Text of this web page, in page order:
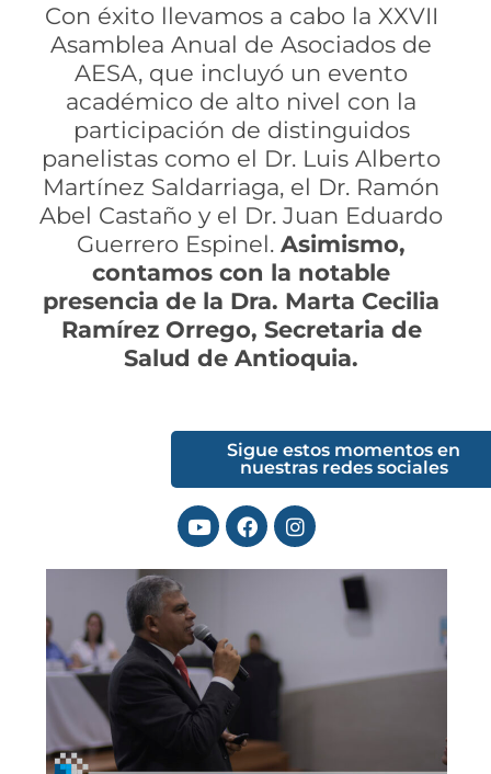
Con éxito llevamos a cabo la XXVII
Asamblea Anual de Asociados de
AESA, que incluyó un evento
académico de alto nivel con la
participación de distinguidos
panelistas como el Dr. Luis Alberto
Martínez Saldarriaga, el Dr. Ramón
Abel Castaño y el Dr. Juan Eduardo
Guerrero Espinel.Asimismo,
contamos con la notable
presencia de la Dra. Marta Cecilia
Ramírez Orrego, Secretaria de
Salud de Antioquia.
Sigue estos momentos en
nuestras redes sociales